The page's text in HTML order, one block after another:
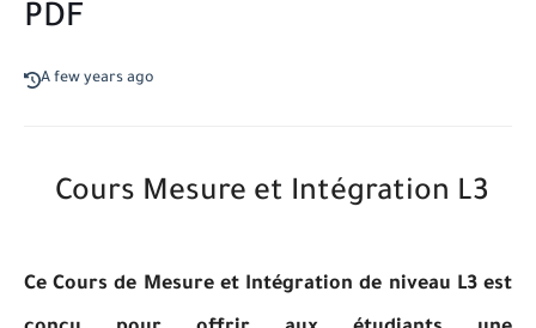
PDF
A few years ago
Cours Mesure et Intégration L3
Ce Cours de Mesure et Intégration de niveau L3 est